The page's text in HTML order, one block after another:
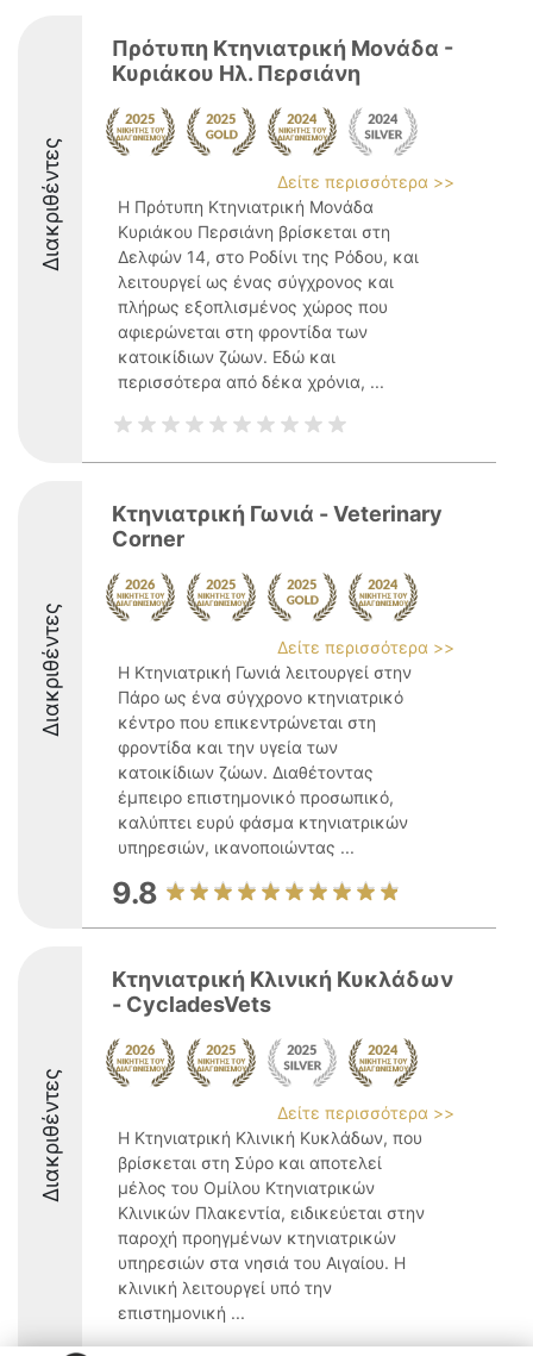
Διακριθέντες
Πρότυπη Κτηνιατρική Μονάδα -
Κυριάκου Ηλ. Περσιάνη
Δείτε περισσότερα >>
Η Πρότυπη Κτηνιατρική Μονάδα
Κυριάκου Περσιάνη βρίσκεται στη
Δελφών 14, στο Ροδίνι της Ρόδου, και
λειτουργεί ως ένας σύγχρονος και
πλήρως εξοπλισμένος χώρος που
αφιερώνεται στη φροντίδα των
κατοικίδιων ζώων. Εδώ και
περισσότερα από δέκα χρόνια, ...
Διακριθέντες
Κτηνιατρική Γωνιά - Veterinary
Corner
Δείτε περισσότερα >>
Η Κτηνιατρική Γωνιά λειτουργεί στην
Πάρο ως ένα σύγχρονο κτηνιατρικό
κέντρο που επικεντρώνεται στη
φροντίδα και την υγεία των
κατοικίδιων ζώων. Διαθέτοντας
έμπειρο επιστημονικό προσωπικό,
καλύπτει ευρύ φάσμα κτηνιατρικών
υπηρεσιών, ικανοποιώντας ...
9.8
Διακριθέντες
Κτηνιατρική Κλινική Κυκλάδων
- CycladesVets
Δείτε περισσότερα >>
Η Κτηνιατρική Κλινική Κυκλάδων, που
βρίσκεται στη Σύρο και αποτελεί
μέλος του Ομίλου Κτηνιατρικών
Κλινικών Πλακεντία, ειδικεύεται στην
παροχή προηγμένων κτηνιατρικών
υπηρεσιών στα νησιά του Αιγαίου. Η
κλινική λειτουργεί υπό την
επιστημονική ...